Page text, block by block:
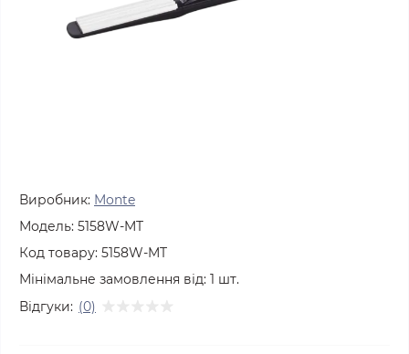
Виробник: Monte
Модель: 5158W-MT
Код товару: 5158W-MT
Мінімальне замовлення від: 1 шт.
Відгуки: (0)